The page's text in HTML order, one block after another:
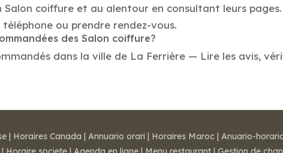
coiffure et au alentour en consultant leurs pages.
ou prendre rendez-vous.
des Salon coiffure?
dans la ville de La Ferrière — Lire les avis,
| Horaires Canada | Annuario orari | Horaires Maroc | Anuario-